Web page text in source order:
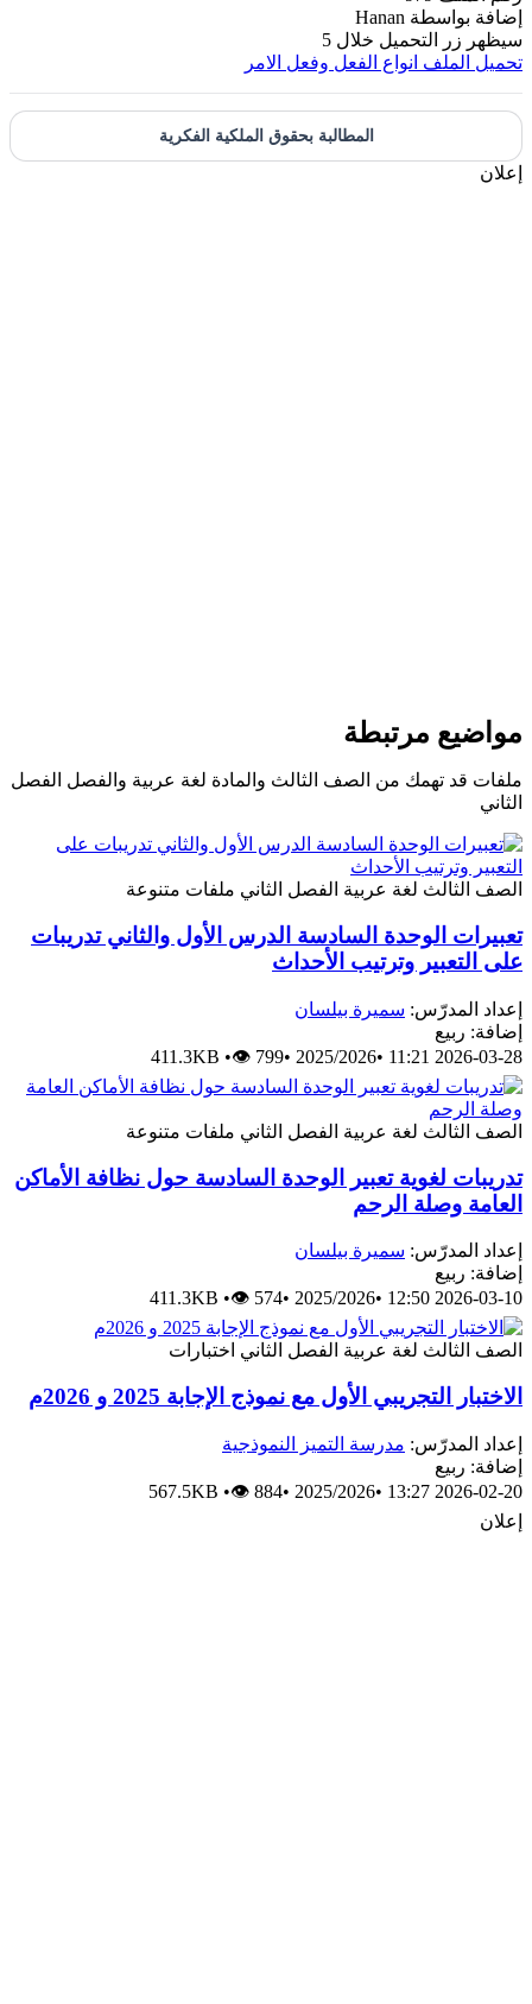
Hanan
التحميل خلال 5
انواع الفعل وفعل الامر
المطالبة بحقوق الملكية الفكرية
مرتبطة
تهمك من الصف الثالث والمادة لغة عربية والفصل الفصل
لغة عربية الفصل الثاني ملفات متنوعة
الوحدة السادسة الدرس الأول والثاني تدريبات
وترتيب الأحداث
سميرة بيلسان
2026-
•
2025/2026
•
411.3KB • 👁 799
لغة عربية الفصل الثاني ملفات متنوعة
لغوية تعبير الوحدة السادسة حول نظافة الأماكن
وصلة الرحم
سميرة بيلسان
2026-
•
2025/2026
•
411.3KB • 👁 574
لغة عربية الفصل الثاني اختبارات
التجريبي الأول مع نموذج الإجابة 2025 و 2026م
مدرسة التميز النموذجية
2026-
•
2025/2026
•
567.5KB • 👁 884